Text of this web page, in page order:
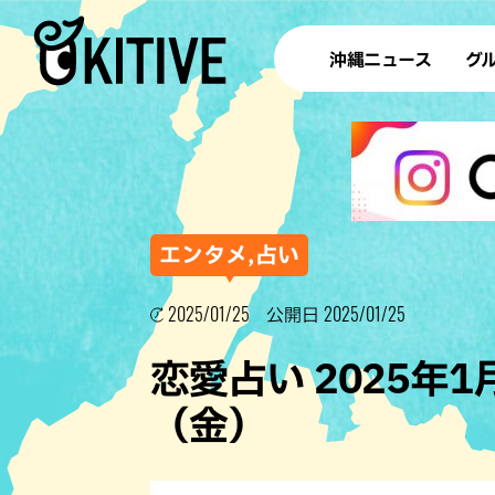
沖縄ニュース グ
ラ
テイ
すし
ステー
その他
エンタメ,占い
2025/01/25 公開日 2025/01/25
恋愛占い 2025年1
（金）